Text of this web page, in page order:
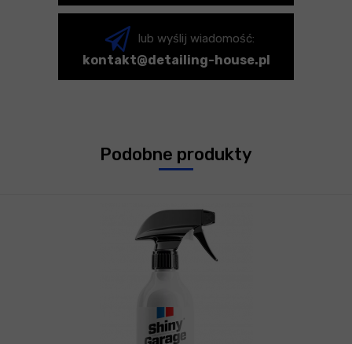
lub wyślij wiadomość:
kontakt@detailing-house.pl
Podobne produkty